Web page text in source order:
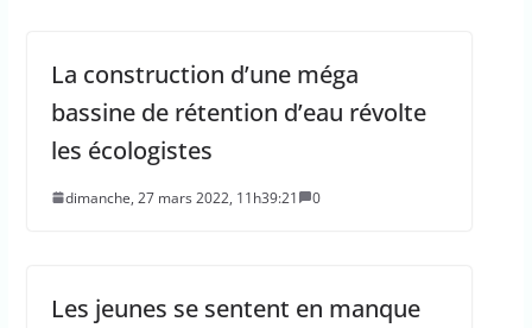
La construction d’une méga
bassine de rétention d’eau révolte
les écologistes
dimanche, 27 mars 2022, 11h39:21 0
Les jeunes se sentent en manque